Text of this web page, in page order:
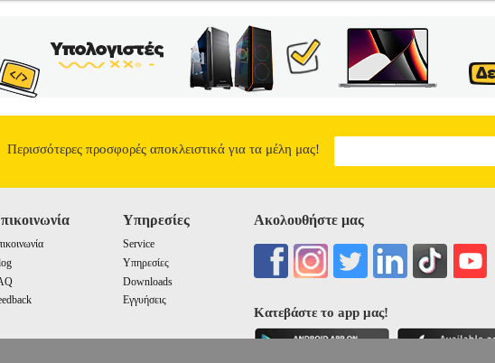
ΦΩΤΙΣΜΟΣ Πολυλειτουργικός φακός της Tracer με ηλιακό πάνελ για φόρτιση.
διάρκεια εργασιών. Λειτουργεί με επαναφορτιζόμενη μπαταρία η οποία μπορεί
για δραστηριότητες στην φύση όπως ψάρεμα, κυνήγι και κάμπινγκ.
ενέργεια, παρατείνοντας τον χρόνο λειτουργίας του. -Ο φακός διαθέτει
για νυχτερινή πεζοπορία στερεωμένος στην ζώνη σας, ή να
Περισσότερες προσφορές αποκλειστικά για τα μέλη μας!
Υπηρεσίες
Service
Υπηρεσίες
Downloads
Εγγυήσεις
Ακολουθήστε μας
Κατεβάστε το app μας!